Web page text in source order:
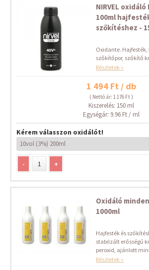
NIRVEL
100ml
szőkítéshez -
Oxidante.
szőkítőpor, szőkítő
Részletek »
1 494 Ft / db
( Nettó ár: 1 176 Ft )
Kiszerelés: 150 ml
Egységár: 9.96 Ft / ml
Kérem válasszon oxidálót!
- +
Oxidáló
1000ml
Hajfesték és
stabilzált erősségű
peroxid, ajánlott
Részletek »